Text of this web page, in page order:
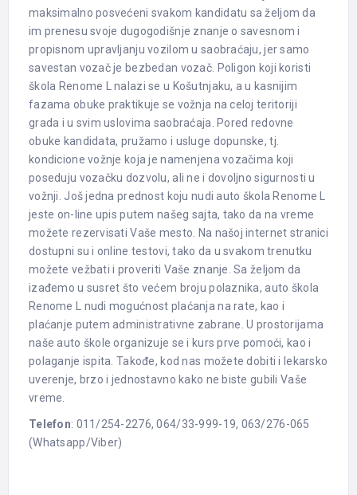
maksimalno posvećeni svakom kandidatu sa željom da
im prenesu svoje dugogodišnje znanje o savesnom i
propisnom upravljanju vozilom u saobraćaju, jer samo
savestan vozač je bezbedan vozač. Poligon koji koristi
škola Renome L nalazi se u Košutnjaku, a u kasnijim
fazama obuke praktikuje se vožnja na celoj teritoriji
grada i u svim uslovima saobraćaja. Pored redovne
obuke kandidata, pružamo i usluge dopunske, tj.
kondicione vožnje koja je namenjena vozačima koji
poseduju vozačku dozvolu, ali ne i dovoljno sigurnosti u
vožnji. Još jedna prednost koju nudi auto škola Renome L
jeste on-line upis putem našeg sajta, tako da na vreme
možete rezervisati Vaše mesto. Na našoj internet stranici
dostupni su i online testovi, tako da u svakom trenutku
možete vežbati i proveriti Vaše znanje. Sa željom da
izađemo u susret što većem broju polaznika, auto škola
Renome L nudi mogućnost plaćanja na rate, kao i
plaćanje putem administrativne zabrane. U prostorijama
naše auto škole organizuje se i kurs prve pomoći, kao i
polaganje ispita. Takođe, kod nas možete dobiti i lekarsko
uverenje, brzo i jednostavno kako ne biste gubili Vaše
vreme.
Telefon: 011/254-2276, 064/33-999-19, 063/276-065
(Whatsapp/Viber)